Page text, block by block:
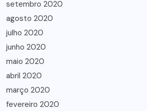
setembro 2020
agosto 2020
julho 2020
junho 2020
maio 2020
abril 2020
março 2020
fevereiro 2020